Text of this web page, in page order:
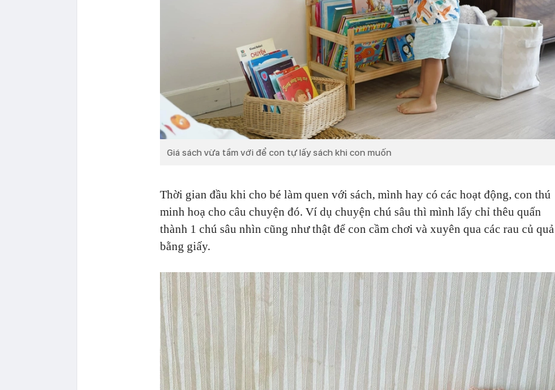
Giá sách vừa tầm với để con tự lấy sách khi con muốn
Thời gian đầu khi cho bé làm quen với sách, mình hay có các hoạt động, con thú
minh hoạ cho câu chuyện đó. Ví dụ chuyện chú sâu thì mình lấy chỉ thêu quấn
thành 1 chú sâu nhìn cũng như thật để con cầm chơi và xuyên qua các rau củ quả
bằng giấy.